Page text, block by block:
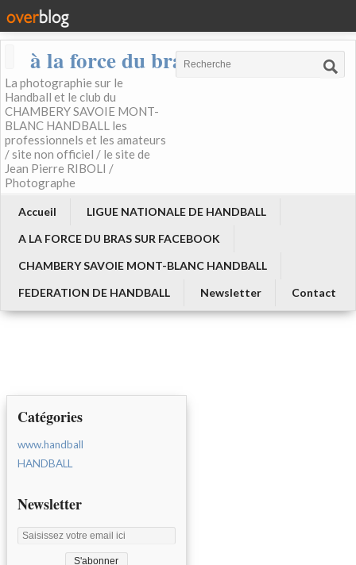
à la force du bras
La photographie sur le
Handball et le club du
CHAMBERY SAVOIE MONT-
BLANC HANDBALL les
professionnels et les amateurs
/ site non officiel / le site de
Jean Pierre RIBOLI /
Photographe
Accueil
LIGUE NATIONALE DE HANDBALL
A LA FORCE DU BRAS SUR FACEBOOK
CHAMBERY SAVOIE MONT-BLANC HANDBALL
FEDERATION DE HANDBALL
Newsletter Contact
Catégories
www.handball
HANDBALL
Newsletter